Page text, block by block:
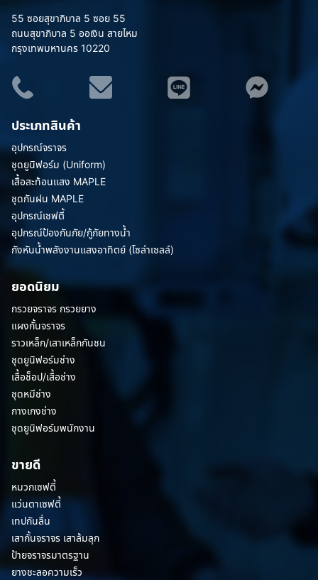
55 ซอยสุขาภิบาล 5 ซอย 55
ถนนสุขาภิบาล 5 ออเงิน สายไหม
กรุงเทพมหานคร 10220
ประเภทสินค้า
อุปกรณ์จราจร
ชุดยูนิฟอร์ม (Uniform)
เสื้อสะท้อนแสง MAPLE
ชุดกันฝน MAPLE
อุปกรณ์เซฟตี้
อุปกรณ์ป้องกันภัย/กู้ภัยทางน้ำ
กังหันน้ำพลังงานแสงอาทิตย์ (โซล่าเซลล์)
ยอดนิยม
กรวยจราจร กรวยยาง
แผงกั้นจราจร
ราวเหล็ก/เสาเหล็กกันชน
ชุดยูนิฟอร์มช่าง
เสื้อช็อป/เสื้อช่าง
ชุดหมีช่าง
กางเกงช่าง
ชุดยูนิฟอร์มพนักงาน
ขายดี
หมวกเซฟตี้
แว่นตาเซฟตี้
เทปกันลื่น
เสากั้นจราจร เสาล้มลุก
ป้ายจราจรมาตรฐาน
ยางชะลอความเร็ว